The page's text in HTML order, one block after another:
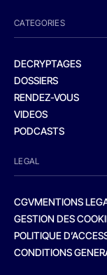
CATEGORIES
DECRYPTAGES
DOSSIERS
RENDEZ-VOUS
VIDEOS
PODCASTS
LEGAL
CGVMENTIONS
GESTION DES
POLITIQUE
CONDITIONS